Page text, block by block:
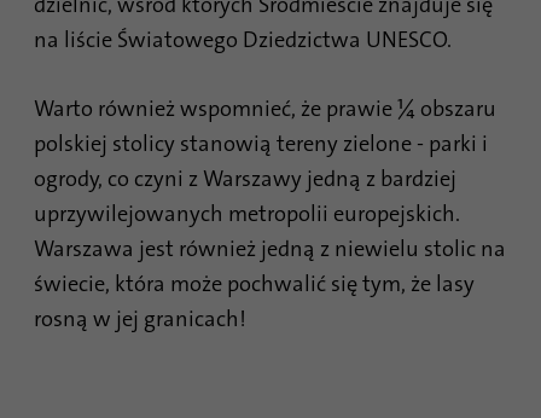
na liście Światowego Dziedzictwa UNESCO.
Warto również wspomnieć, że prawie ¼ obszaru
polskiej stolicy stanowią tereny zielone - parki i
ogrody, co czyni z Warszawy jedną z bardziej
uprzywilejowanych metropolii europejskich.
Warszawa jest również jedną z niewielu stolic na
świecie, która może pochwalić się tym, że lasy
rosną w jej granicach!
Czas
1 miesiąc
Cel
Zawiera wybrane ustawienia optyki
śledzenia.
Nazwa site-language-preference
Dostawca TYPO3
Czas
śledzenia wykorzystania strony
internetowej do sporządzenia raportu z
przypisują losowo wygenerowany numer w
celu identyfikacji unikalnych gości.
Nazwa _gid
Dostawca Google Analytics
Czas